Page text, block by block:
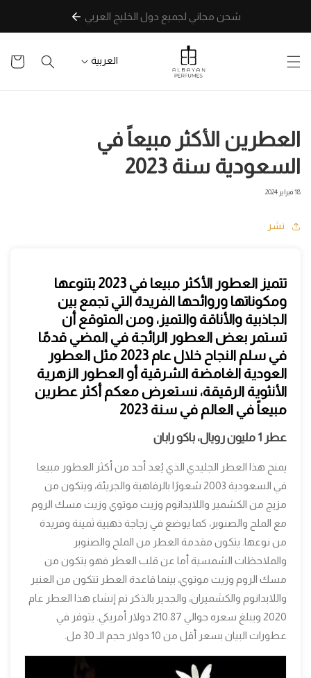
شحن مجاني لجميع دول الخليج العربي
العربية
التسوق
العطرين الأكثر مبيعاً في
السعودية سنة 2023
18 فبراير 2024
نشر
تتميز العطور الأكثر مبيعا في 2023 بتنوعها
ومكوناتها وروائحها الفريدة التي تجمع بين
الجاذبية والأناقة والتميز، ومن المتوقع أن
تستمر بعض العطور الرائجة في المضي قدمًا
في سلم النجاح خلال عام 2023 مثل العطور
العودية الغامضة الشرقية أو العطور الزهرية
الأنثوية الرقيقة، نستعرض معكم أكثر عطرين
مبيعاً في العالم في سنة 2023
عطر 1 مليون رويال، باكو رابان
يمنح هذا العطر الجليدي الذي يُعد أحد من أكثر العطور مبيعا
في السعودية 2003 شعورًا بالرفاهية والجريئة، ويتكون من
مزيج من الكشمير واللايدانوم وزيت موتوي وزيت مسك الروم
مع الملح والصنوبر، كما يوضع في زجاجة ذهبية ثمينة وفريدة
من نوعها. يتكون مقدمة العطر من الملح والصنوبر
والملاحظات الشمسية أما عن قلب العطر فهو يتكون من
مسك الروم وزيت موتوي، بينما قاعدة العطر تتكون من العنبر
واللابدانوم والكشميران، والجدير بالذكر تم إنشاء هذا العطر عام
2020 ويبلغ سعره حوالي 210.87 دولار أمريكي. يتوفر في
عطورات البيان بسعر أقل من 10 دولار حجم الـ 30 مل.